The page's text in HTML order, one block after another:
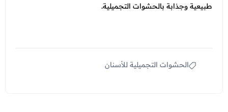
طبيعية وجذابة بالحشوات التجميلية.
الحشوات التجميلية للأسنان